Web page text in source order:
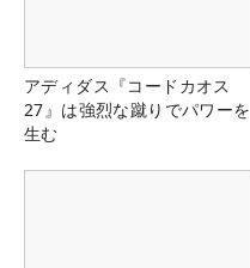
アディダス『コードカオス
27』は強烈な蹴りでパワーを
生む